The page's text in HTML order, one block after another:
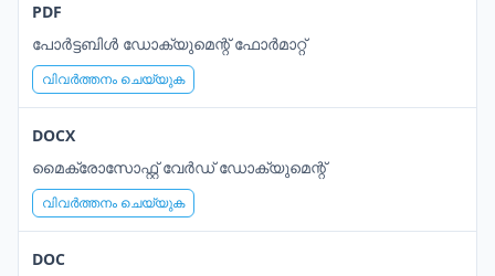
PDF
പോർട്ടബിൾ ഡോക്യുമെന്റ് ഫോർമാറ്റ്
വിവർത്തനം ചെയ്യുക
DOCX
മൈക്രോസോഫ്റ്റ് വേർഡ് ഡോക്യുമെന്റ്
വിവർത്തനം ചെയ്യുക
DOC